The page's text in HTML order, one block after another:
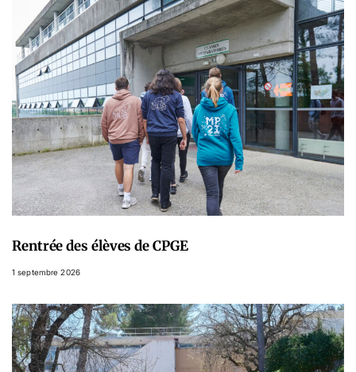
Rentrée des élèves de CPGE
1 septembre 2026